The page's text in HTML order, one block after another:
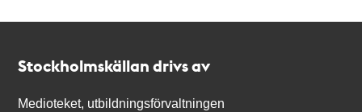
Stockholmskällan drivs av
Medioteket, utbildningsförvaltningen